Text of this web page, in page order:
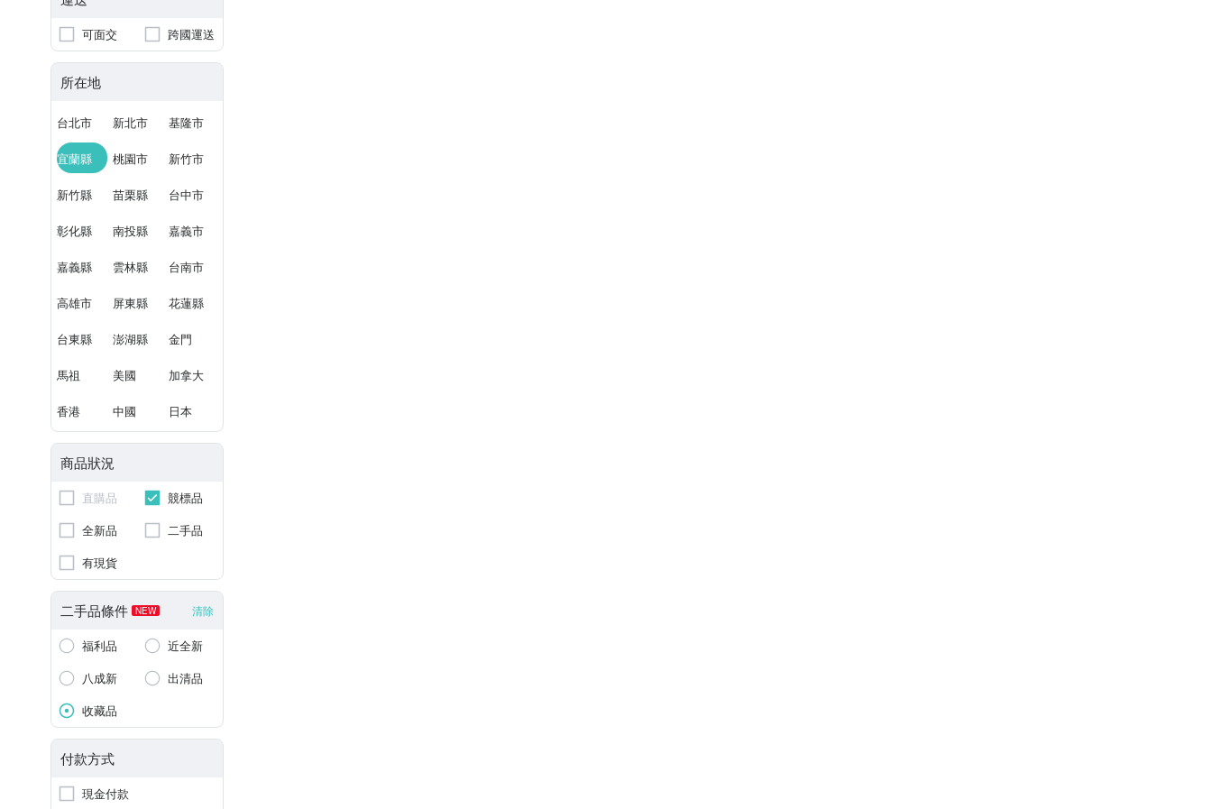
可面交 跨國運送
所在地
台北市 新北市 基隆市
宜蘭縣 桃園市 新竹市
新竹縣 苗栗縣 台中市
彰化縣 南投縣 嘉義市
嘉義縣 雲林縣 台南市
高雄市 屏東縣 花蓮縣
台東縣 澎湖縣 金門
馬祖 美國 加拿大
香港 中國 日本
商品狀況
直購品
競標品
全新品
二手品
有現貨
二手品條件 NEW 清除
福利品
近全新
八成新
出清品
收藏品
付款方式
現金付款